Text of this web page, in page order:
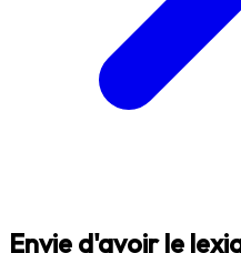
Envie d'avoir le